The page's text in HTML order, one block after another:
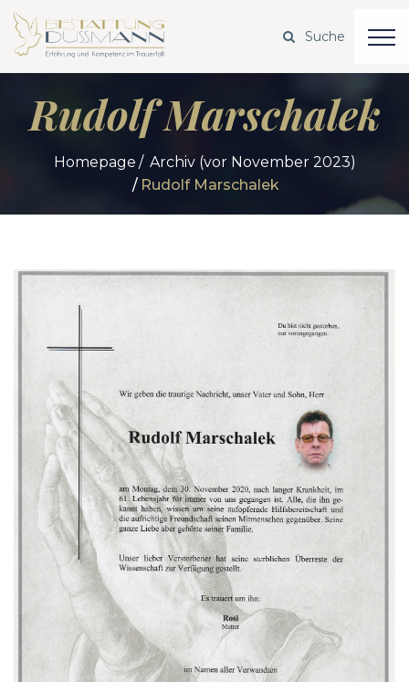
Rudolf Marschalek
Homepage
Archiv (vor November 2023)
Rudolf Marschalek